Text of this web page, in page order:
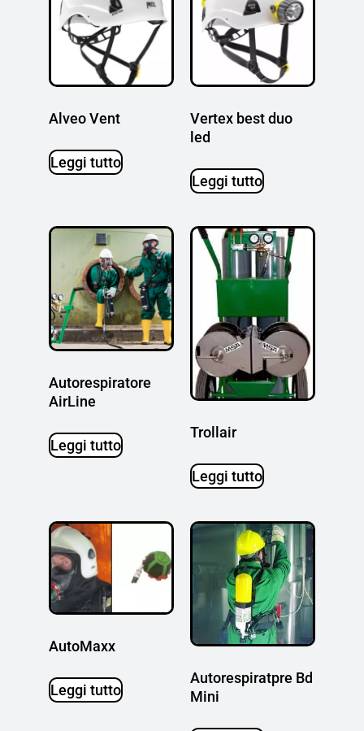
Alveo Vent
Leggi tutto
Vertex best duo
led
Leggi tutto
Autorespiratore
AirLine
Leggi tutto
Trollair
Leggi tutto
AutoMaxx
Leggi tutto
Autorespiratpre Bd
Mini